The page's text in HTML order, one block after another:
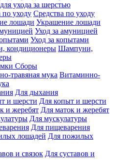
ухода за шерстью
Средства по уходу
Украшение лошади
Уход за амуницией
Уход за копытами
Шампуни,
Сборы
Витаминно-
Для дыхания
Для копыт и шерсти
Для маток и жеребят
Для мускулатуры
Для пищеварения
Для пожилых
Для суставов и